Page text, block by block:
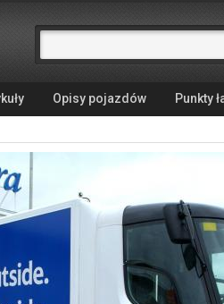
Opisy pojazdów Punkty